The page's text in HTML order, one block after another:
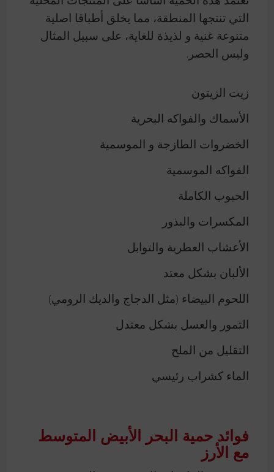
التي تنتجها المنطقة، مما يخلق أطباقا اصلية
متنوعة غنية و لذيذة للغاية، على سبيل المثال
وليس الحصر.
زيت الزيتون
الأسماك والفواكه البحرية
الخضروات الطازجة و الموسمية
الفواكه الموسمية
الحبوب الكاملة
المكسرات والبذور
الأعشاب العطرية والتوابل
الألبان بشكل معتد
اللحوم البيضاء (مثل الدجاج والديك الرومي)
التمور والعسل بشكل معتدل
التقليل من الملح
الماء كشراب رئيسي
فوائد حمية البحر الأبيض المتوسط
مع الأرز